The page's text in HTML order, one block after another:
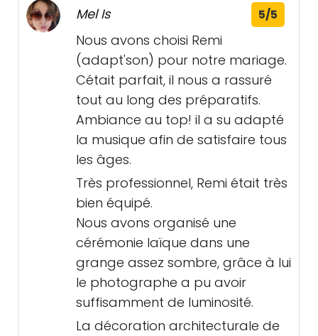
Mel Is 5/5
Nous avons choisi Remi
(adapt'son) pour notre mariage.
Cétait parfait, il nous a rassuré
tout au long des préparatifs.
Ambiance au top! il a su adapté
la musique afin de satisfaire tous
les âges.
Très professionnel, Remi était très
bien équipé.
Nous avons organisé une
cérémonie laïque dans une
grange assez sombre, grâce à lui
le photographe a pu avoir
suffisamment de luminosité.
La décoration architecturale de